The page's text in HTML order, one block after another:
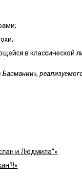
в классической
и Людмила“»